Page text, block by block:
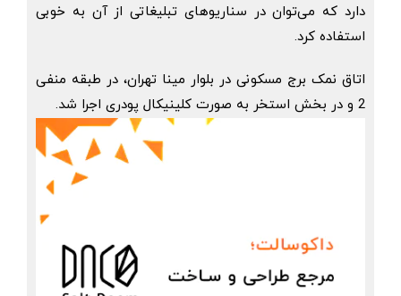
دارد که می‌توان در سناریوهای تبلیغاتی از آن به خوبی
استفاده کرد.
اتاق نمک برج مسکونی در بلوار مینا تهران، در طبقه منفی
2 و در بخش استخر به صورت کلینیکال پودری اجرا شد.